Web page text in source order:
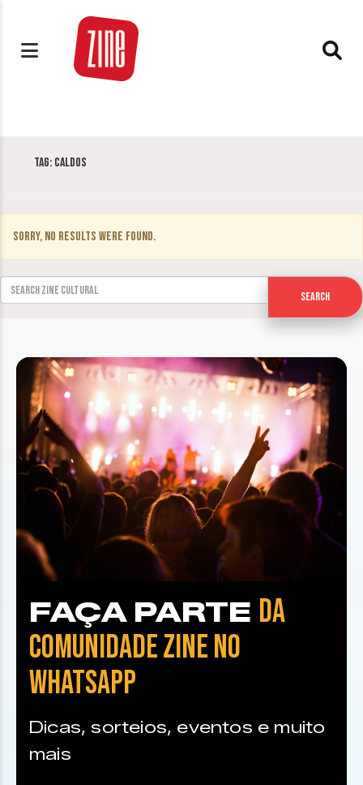
Tag: Caldos
Sorry, no results were found.
Search for:
Search
FAÇA PARTE DA
COMUNIDADE ZINE NO
WHATSAPP
Dicas, sorteios, eventos e muito
mais